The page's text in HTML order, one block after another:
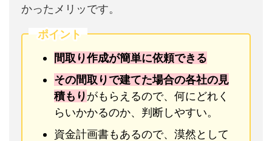
かったメリッです。
ポイント
間取り作成が簡単に依頼できる
その間取りで建てた場合の各社の見
積もりがもらえるので、何にどれく
らいかかるのか、判断しやすい。
資金計画書もあるので、漠然として